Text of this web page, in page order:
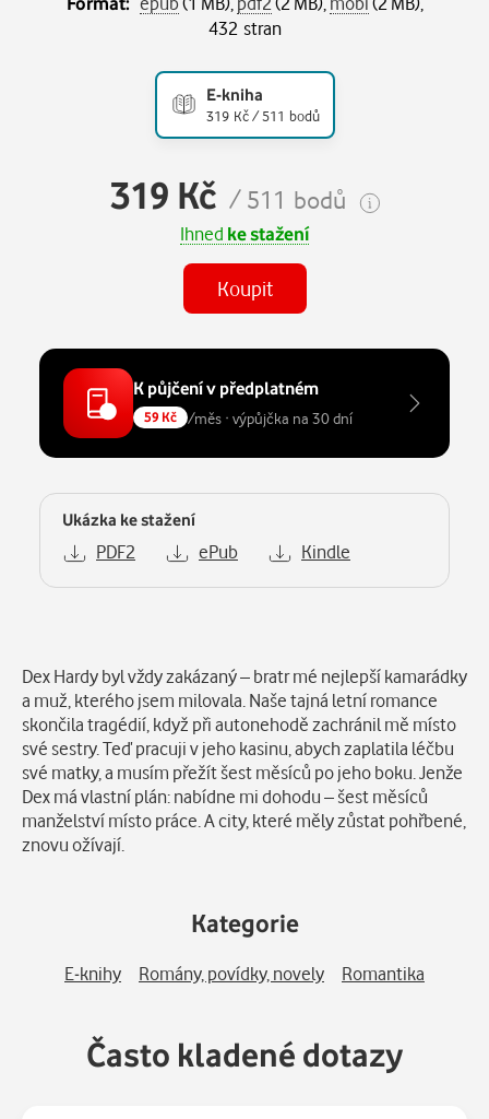
432 stran
E-kniha
319 Kč / 511 bodů
319 Kč / 511 bodů
Ihned ke stažení
Koupit
K půjčení v předplatném
59 Kč /měs · výpůjčka na 30 dní
Ukázka ke stažení
PDF2 ePub Kindle
Dex Hardy byl vždy zakázaný – bratr mé nejlepší kamarádky
a muž, kterého jsem milovala. Naše tajná letní romance
skončila tragédií, když při autonehodě zachránil mě místo
své sestry. Teď pracuji v jeho kasinu, abych zaplatila léčbu
své matky, a musím přežít šest měsíců po jeho boku. Jenže
Dex má vlastní plán: nabídne mi dohodu – šest měsíců
manželství místo práce. A city, které měly zůstat pohřbené,
znovu ožívají.
Kategorie
E-knihy Romány, povídky, novely Romantika
Často kladené dotazy